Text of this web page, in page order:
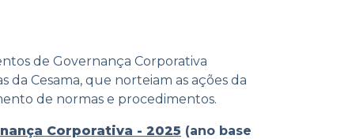
de Governança Corporativa
da Cesama, que norteiam as ações da
de normas e procedimentos.
Corporativa - 2025 (ano base